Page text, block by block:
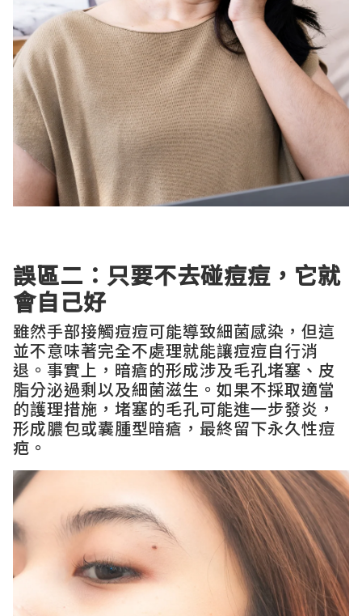
誤區二：只要不去碰痘痘，它就
會自己好
雖然手部接觸痘痘可能導致細菌感染，但這
並不意味著完全不處理就能讓痘痘自行消
退。事實上，暗瘡的形成涉及毛孔堵塞、皮
脂分泌過剩以及細菌滋生。如果不採取適當
的護理措施，堵塞的毛孔可能進一步發炎，
形成膿包或囊腫型暗瘡，最終留下永久性痘
疤。